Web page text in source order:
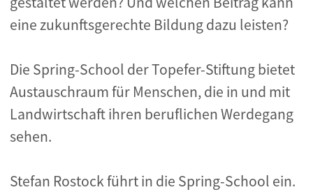
eine zukunftsgerechte Bildung dazu leisten?
Die Spring-School der Topefer-Stiftung bietet
Austauschraum für Menschen, die in und mit
Landwirtschaft ihren beruflichen Werdegang
sehen.
Stefan Rostock führt in die Spring-School ein.